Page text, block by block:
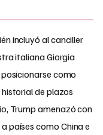
incluyó al canciller
italiana Giorgia
como
de plazos
Trump amenazó con
países como China e